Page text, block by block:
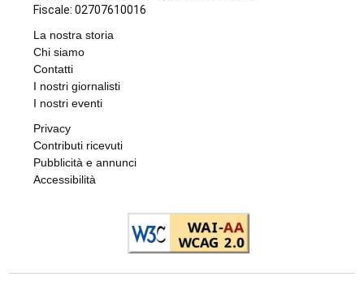
Fiscale: 02707610016
La nostra storia
Chi siamo
Contatti
I nostri giornalisti
I nostri eventi
Privacy
Contributi ricevuti
Pubblicità e annunci
Accessibilità